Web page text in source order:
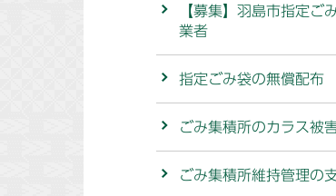
【募集】羽島市指定ご
業者
指定ごみ袋の無償配布
ごみ集積所のカラス被
ごみ集積所維持管理の